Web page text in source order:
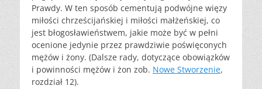
Prawdy. W ten sposób cementują podwójne więzy
miłości chrześcijańskiej i miłości małżeńskiej, co
jest błogosławieństwem, jakie może być w pełni
ocenione jedynie przez prawdziwie poświęconych
mężów i żony. (Dalsze rady, dotyczące obowiązków
i powinności mężów i żon zob. Nowe Stworzenie,
rozdział 12).